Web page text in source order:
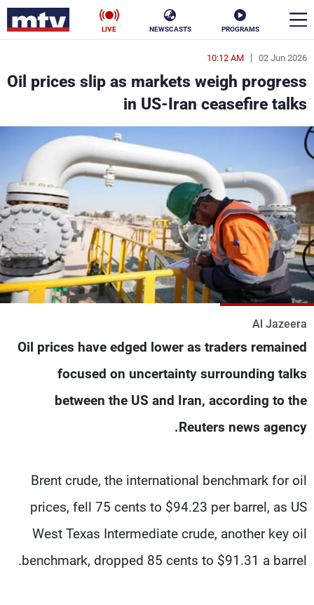
PROGRAMS
NEWSCASTS
LIVE
02 Jun 2026
10:12 AM
Oil prices slip as markets weigh progress
in US-Iran ceasefire talks
Al Jazeera
Oil prices have edged lower as traders remained
focused on uncertainty surrounding talks
between the US and Iran, according to the
Reuters news agency.
Brent crude, the international benchmark for oil
prices, fell 75 cents to $94.23 per barrel, as US
West Texas Intermediate crude, another key oil
benchmark, dropped 85 cents to $91.31 a barrel.
en
الأخبار
سياسة ناس
فن
منوعات
كأس العالم
البرامج
شاهد البرامج
الترددات
عن MTV
لاعلاناتكم
وظائف